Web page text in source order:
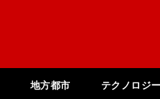
地方都市 テクノロジ